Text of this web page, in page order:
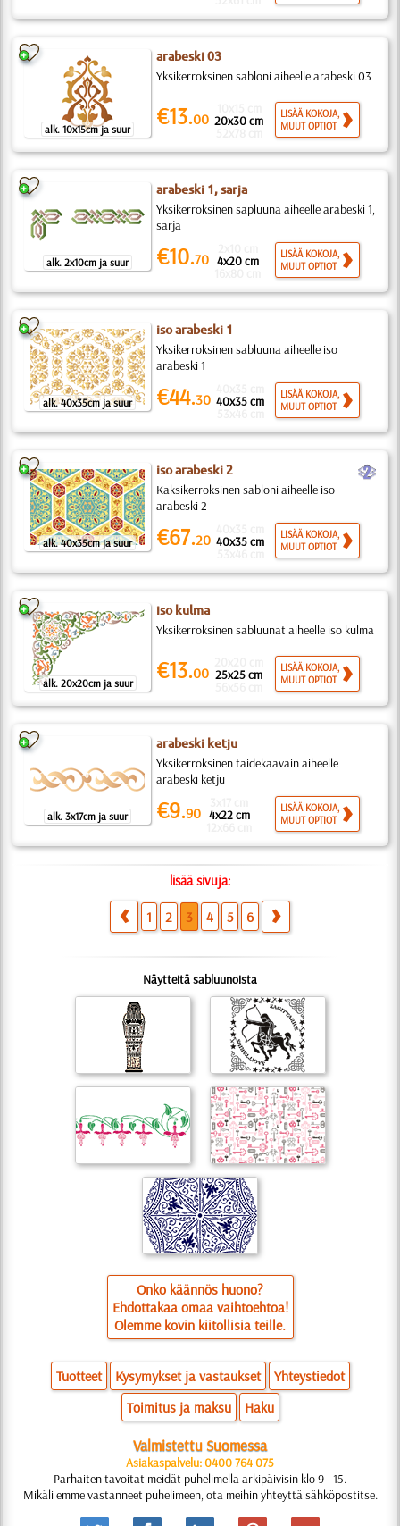
alk. 10x15cm ja suur
arabeski 03
Yksikerroksinen sabloni aiheelle arabeski 03
€13.00 20x30 cm
LISÄÄ KOKOJA,
MUUT OPTIOT
alk. 2x10cm ja suur
arabeski 1, sarja
Yksikerroksinen sapluuna aiheelle arabeski 1,
sarja
€10.70 4x20 cm
LISÄÄ KOKOJA,
MUUT OPTIOT
alk. 40x35cm ja suur
iso arabeski 1
Yksikerroksinen sabluuna aiheelle iso
arabeski 1
€44.30 40x35 cm
LISÄÄ KOKOJA,
MUUT OPTIOT
alk. 40x35cm ja suur
iso arabeski 2 b
Kaksikerroksinen sabloni aiheelle iso
arabeski 2
€67.20 40x35 cm
LISÄÄ KOKOJA,
MUUT OPTIOT
alk. 20x20cm ja suur
iso kulma
Yksikerroksinen sabluunat aiheelle iso kulma
€13.00 25x25 cm
LISÄÄ KOKOJA,
MUUT OPTIOT
alk. 3x17cm ja suur
arabeski ketju
Yksikerroksinen taidekaavain aiheelle
arabeski ketju
€9.90 4x22 cm
LISÄÄ KOKOJA,
MUUT OPTIOT
lisää sivuja:
1 2 3 4 5 6
Näytteitä sabluunoista
Onko käännös huono?
Ehdottakaa omaa vaihtoehtoa!
Olemme kovin kiitollisia teille.
Tuotteet Kysymykset ja vastaukset
Yhteystiedot
Toimitus ja maksu
Haku
Valmistettu Suomessa
Asiakaspalvelu: 0400 764 075
Parhaiten tavoitat meidät puhelimella arkipäivisin klo 9 - 15.
Mikäli emme vastanneet puhelimeen, ota meihin yhteyttä sähköpostitse.